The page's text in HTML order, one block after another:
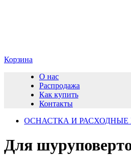
Корзина
О нас
Распродажа
Как купить
Контакты
ОСНАСТКА И
Для